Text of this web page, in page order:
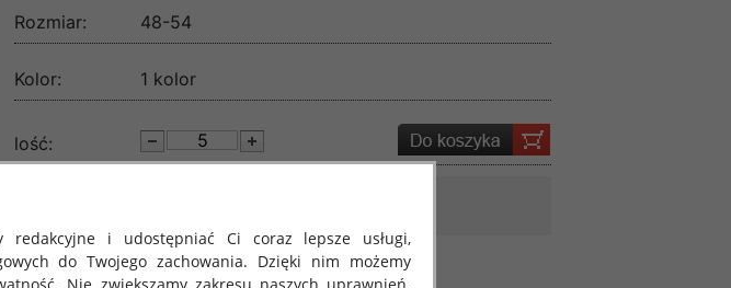
Rozmiar: 48-54
Kolor: 1 kolor
lość:
i udostępniać Ci coraz lepsze usługi,
do Twojego zachowania. Dzięki nim możemy